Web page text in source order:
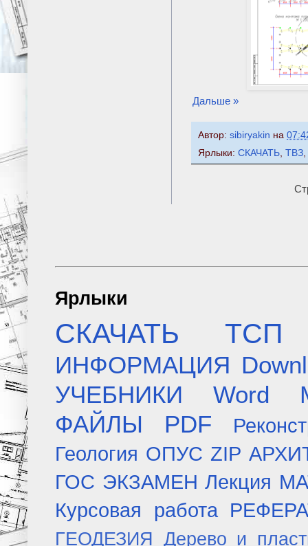
Дальше »
Автор: sibiryakin на
Ярлыки: СКАЧАТЬ, ТВЗ,
Ярлыки
СКАЧАТЬ ТСП
ИНФОРМАЦИЯ
УЧЕБНИКИ
Word
ФАЙЛЫ
PDF
Геология ОПУС ZIP
ГОС ЭКЗАМЕН Лекция
Курсовая работа
ГЕОДЕЗИЯ Дерево и